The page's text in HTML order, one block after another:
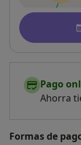
Pago
Ahorra
Formas de